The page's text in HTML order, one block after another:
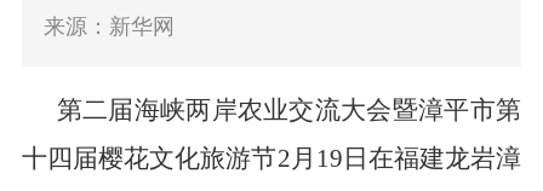
来源：新华网
第二届海峡两岸农业交流大会暨漳平市第
十四届樱花文化旅游节2月 19 日在福建龙岩漳